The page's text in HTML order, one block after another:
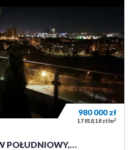
POŁUDNIOWY,…
980 000zł
17 818,18 zł/m2